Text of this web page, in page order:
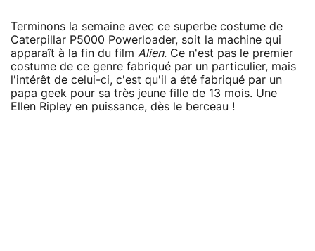
Terminons la semaine avec ce superbe costume de
Caterpillar P5000 Powerloader, soit la machine qui
apparaît à la fin du film Alien. Ce n'est pas le premier
costume de ce genre fabriqué par un particulier, mais
l'intérêt de celui-ci, c'est qu'il a été fabriqué par un
papa geek pour sa très jeune fille de 13 mois. Une
Ellen Ripley en puissance, dès le berceau !